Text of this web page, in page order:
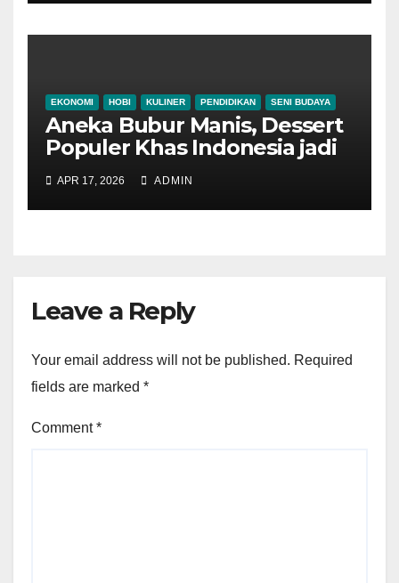
EKONOMI HOBI KULINER PENDIDIKAN SENI BUDAYA
Aneka Bubur Manis, Dessert
Populer Khas Indonesia jadi
Alternatif Menu Sarapan
APR 17, 2026 ADMIN
Leave a Reply
Your email address will not be published. Required
fields are marked *
Comment*